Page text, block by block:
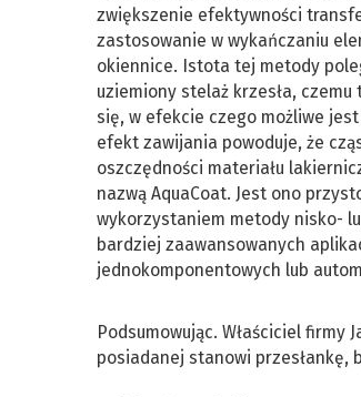
zwiększenie efektywności
zastosowanie w wykańczaniu
okiennice. Istota tej metody
uziemiony stelaż krzesła,
się, w efekcie czego możliwe
efekt zawijania powoduje, że
oszczędności materiału
nazwą AquaCoat. Jest ono
wykorzystaniem metody nisko-
bardziej zaawansowanych
jednokomponentowych lub
Podsumowując. Właściciel firmy
posiadanej stanowi przesłankę,